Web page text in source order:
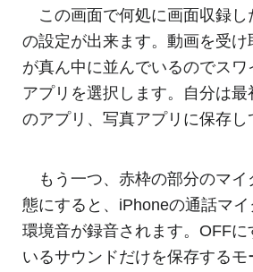
この画面で何処に画面収録し
の設定が出来ます。動画を受
が真ん中に並んでいるのでス
アプリを選択します。自分は
のアプリ、写真アプリに保存し
もう一つ、赤枠の部分のマイ
態にすると、iPhoneの通話マ
環境音が録音されます。OFF
いるサウンドだけを保存する